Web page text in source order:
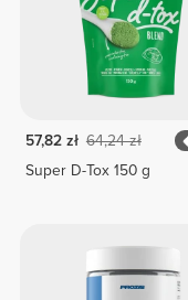
57,82 zł 64,24 zł
Super D-Tox 150 g